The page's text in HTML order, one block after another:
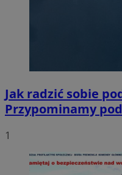
Jak radzić sobie
Przypominamy
1